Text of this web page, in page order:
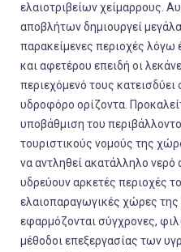
ελαιοτριβείων χείμαρρους.
αποβλήτων δημιουργεί
παρακείμενες περιοχές λόγω
και αφετέρου επειδή οι
περιεχόμενό τους
υδροφόρο ορίζοντα.
υποβάθμιση του
τουριστικούς νομούς της
να αντληθεί ακατάλληλο
υδρεύουν αρκετές περιοχές
ελαιοπαραγωγικές χώρες
εφαρμόζονται σύγχρονες,
μέθοδοι επεξεργασίας των